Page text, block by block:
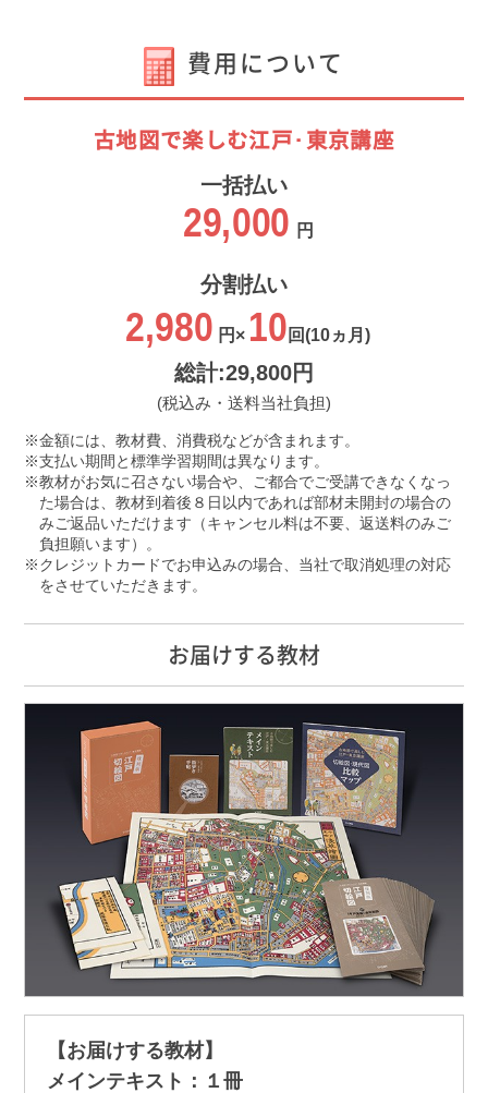
費用について
古地図で楽しむ江戸･東京講座
一括払い
29,000 円
分割払い
2,980 円× 10 回(10ヵ月)
総計:29,800円
(税込み・送料当社負担)
金額には、教材費、消費税などが含まれます。
支払い期間と標準学習期間は異なります。
教材がお気に召さない場合や、ご都合でご受講できなくなっ
た場合は、教材到着後８日以内であれば部材未開封の場合の
みご返品いただけます（キャンセル料は不要、返送料のみご
負担願います）。
クレジットカードでお申込みの場合、当社で取消処理の対応
をさせていただきます。
お届けする教材
【お届けする教材】
メインテキスト：１冊